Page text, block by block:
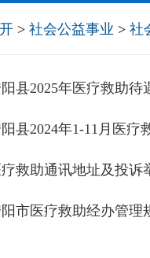
> 社会公益事业 > 社
县2025年医疗救助待
县2024年1-11月医疗
疗救助通讯地址及投诉
市医疗救助经办管理